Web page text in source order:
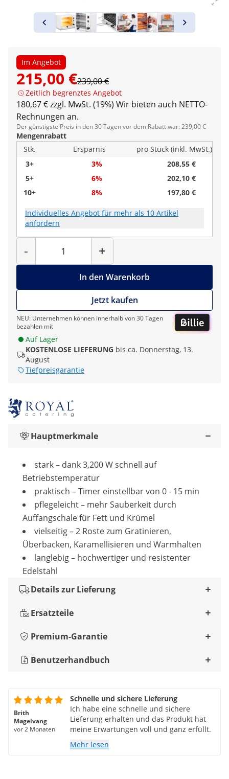
Im Angebot
215,00 €239,00 €
Zeitlich begrenztes Angebot
180,67 € zzgl. MwSt. (19%) Wir bieten auch NETTO-
Rechnungen an.
Der günstigste Preis in den 30 Tagen vor dem Rabatt war: 239,00 €
Mengenrabatt
Stk.
Ersparnis
pro Stück (inkl. MwSt.)
3+
3%
208,55 €
5+
6%
202,10 €
10+
8% 197,80 €
Individuelles Angebot für mehr als 10 Artikel
anfordern
-
Menge
+
In den Warenkorb
Jetzt kaufen
NEU: Unternehmen können innerhalb von 30 Tagen
bezahlen mit
Auf Lager
KOSTENLOSE LIEFERUNG bis ca. Donnerstag, 13.
August
Tiefpreisgarantie
Hauptmerkmale
stark – dank 3,200 W schnell auf
Betriebstemperatur
praktisch – Timer einstellbar von 0 - 15 min
pflegeleicht – mehr Sauberkeit durch
Auffangschale für Fett und Krümel
vielseitig – 2 Roste zum Gratinieren,
Überbacken, Karamellisieren und Warmhalten
langlebig – hochwertiger und resistenter
Edelstahl
Details zur Lieferung
Ersatzteile
Premium-Garantie
Benutzerhandbuch
Brith
Møgelvang
vor 2 Monaten
Schnelle und sichere Lieferung
Ich habe eine schnelle und sichere
Lieferung erhalten und das Produkt hat
meine Erwartungen voll und ganz erfüllt.
Mehr lesen